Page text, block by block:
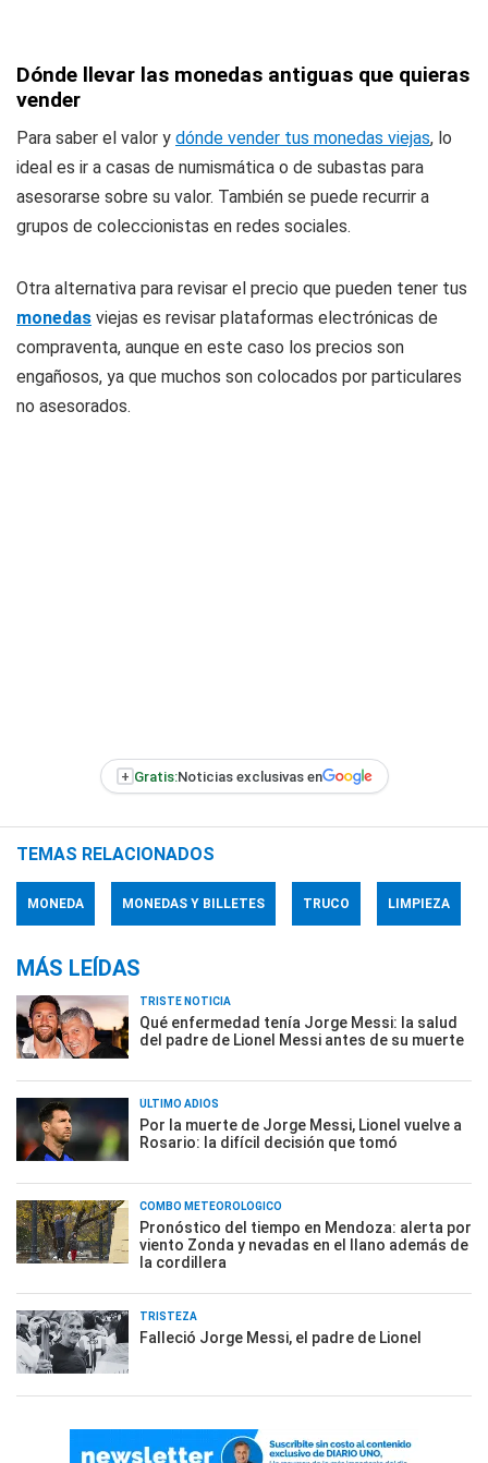
Dónde llevar las monedas antiguas que quieras
vender
Para saber el valor y dónde vender tus monedas viejas, lo
ideal es ir a casas de numismática o de subastas para
asesorarse sobre su valor. También se puede recurrir a
grupos de coleccionistas en redes sociales.
Otra alternativa para revisar el precio que pueden tener tus
monedas viejas es revisar plataformas electrónicas de
compraventa, aunque en este caso los precios son
engañosos, ya que muchos son colocados por particulares
no asesorados.
+ Gratis:Noticias exclusivas en
TEMAS RELACIONADOS
MONEDA MONEDAS Y BILLETES TRUCO LIMPIEZA
MÁS LEÍDAS
TRISTE NOTICIA
Qué enfermedad tenía Jorge Messi: la salud
del padre de Lionel Messi antes de su muerte
ÚLTIMO ADIÓS
Por la muerte de Jorge Messi, Lionel vuelve a
Rosario: la difícil decisión que tomó
COMBO METEOROLÓGICO
Pronóstico del tiempo en Mendoza: alerta por
viento Zonda y nevadas en el llano además de
la cordillera
TRISTEZA
Falleció Jorge Messi, el padre de Lionel